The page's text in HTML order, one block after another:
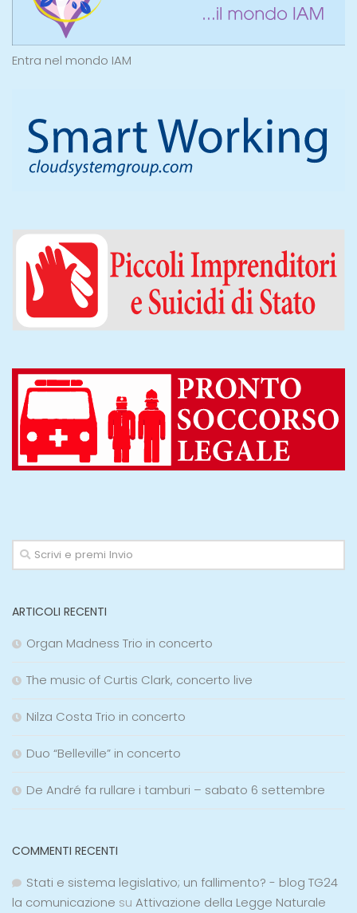
Entra nel mondo IAM
ARTICOLI RECENTI
Organ Madness Trio in concerto
The music of Curtis Clark, concerto live
Nilza Costa Trio in concerto
Duo “Belleville” in concerto
De André fa rullare i tamburi – sabato 6 settembre
COMMENTI RECENTI
Stati e sistema legislativo; un fallimento? - blog TG24
la comunicazione su Attivazione della Legge Naturale